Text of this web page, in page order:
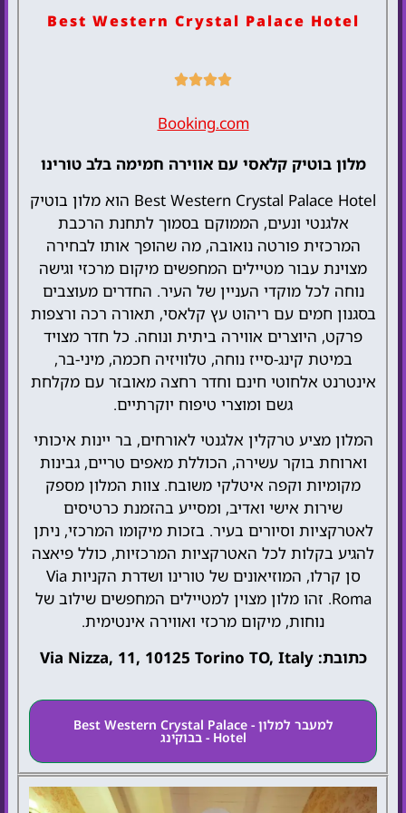
להזמנת המלון
Best Western Crystal Palace Hotel
Booking.com
מלון בוטיק קלאסי עם אווירה חמימה בלב טורינו
Best Western Crystal Palace Hotel הוא מלון בוטיק
אלגנטי ונעים, הממוקם בסמוך לתחנת הרכבת
המרכזית פורטה נואובה, מה שהופך אותו לבחירה
מצוינת עבור מטיילים המחפשים מיקום מרכזי וגישה
נוחה לכל מוקדי העניין של העיר. החדרים מעוצבים
בסגנון חמים עם ריהוט עץ קלאסי, תאורה רכה ורצפות
פרקט, היוצרים אווירה ביתית ונוחה. כל חדר מצויד
במיטת קינג-סייז נוחה, טלוויזיה חכמה, מיני-בר,
אינטרנט אלחוטי חינם וחדר רחצה מאובזר עם מקלחת
גשם ומוצרי טיפוח יוקרתיים.
המלון מציע טרקלין אלגנטי לאורחים, בר יינות איכותי
וארוחת בוקר עשירה, הכוללת מאפים טריים, גבינות
מקומיות וקפה איטלקי משובח. צוות המלון מספק
שירות אישי ואדיב, ומסייע בהזמנת כרטיסים
לאטרקציות וסיורים בעיר. בזכות מיקומו המרכזי, ניתן
להגיע בקלות לכל האטרקציות המרכזיות, כולל פיאצה
סן קרלו, המוזיאונים של טורינו ושדרת הקניות Via
Roma. זהו מלון מצוין למטיילים המחפשים שילוב של
נוחות, מיקום מרכזי ואווירה אינטימית.
כתובת: Via Nizza, 11, 10125 Torino TO, Italy
למעבר למלון - Best Western Crystal Palace
Hotel - בבוקינג